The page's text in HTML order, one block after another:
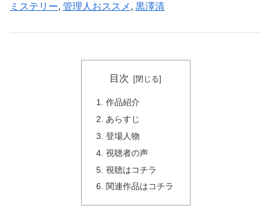
ミステリー, 管理人おススメ , 黒澤清
目次
作品紹介
あらすじ
登場人物
視聴者の声
視聴はコチラ
関連作品はコチラ